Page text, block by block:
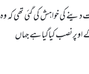
کی خواہش کی گئی تھی کہ وہ
اوپرنصب کیاگیاہے جہاں